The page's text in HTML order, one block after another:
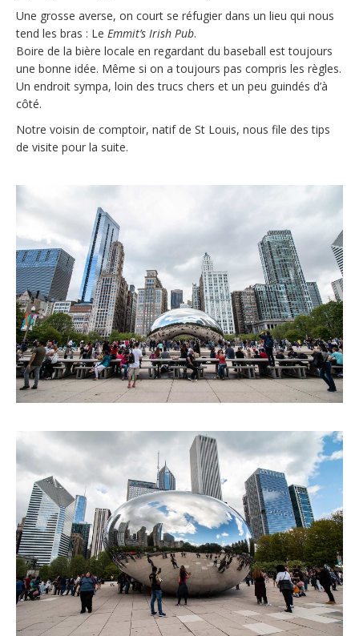
Une grosse averse, on court se réfugier dans un lieu qui nous
tend les bras : Le Emmit’s Irish Pub.
Boire de la bière locale en regardant du baseball est toujours
une bonne idée. Même si on a toujours pas compris les règles.
Un endroit sympa, loin des trucs chers et un peu guindés d’à
côté.
Notre voisin de comptoir, natif de St Louis, nous file des tips
de visite pour la suite.